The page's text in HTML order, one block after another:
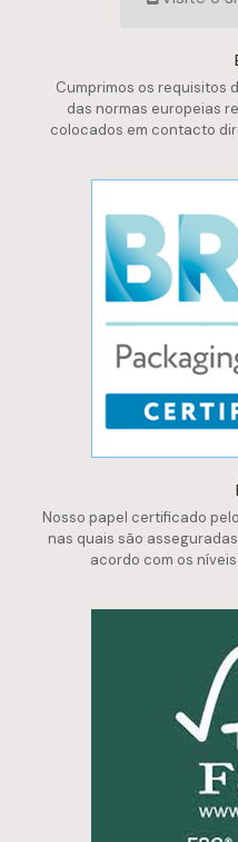
Cumprimos os requisitos
das normas europeias
colocados em contacto
Nosso papel certificado
nas quais são
acordo com os